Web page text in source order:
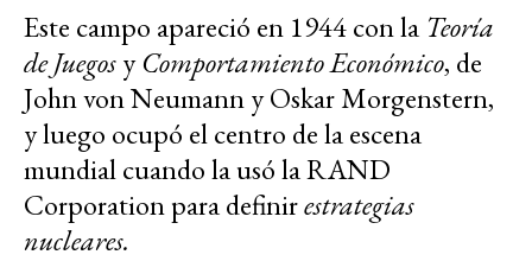
Este campo apareció en 1944 con la Teoría
de JuegosyComportamiento Económico, de
John von Neumann y Oskar Morgenstern,
y luego ocupó el centro de la escena
mundial cuando la usó la RAND
Corporation para definirestrategias
nucleares.